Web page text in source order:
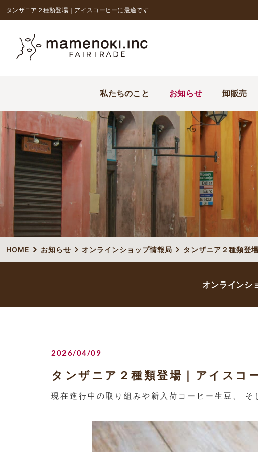
タンザニア２種類登場｜アイスコーヒーに最適です
私たちのこと お知らせ 卸販売
HOME お知らせ オンラインショップ情報局 タンザニア２種類登
オンラインシ
2026/04/09
タンザニア２種類登場｜アイスコ
現在進行中の取り組みや新入荷コーヒー生豆、 そ